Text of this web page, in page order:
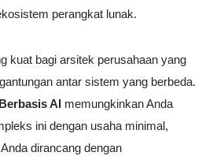
perangkat lunak.
kuat bagi arsitek perusahaan yang
antar sistem yang berbeda.
AI memungkinkan Anda
ini dengan usaha minimal,
dirancang dengan